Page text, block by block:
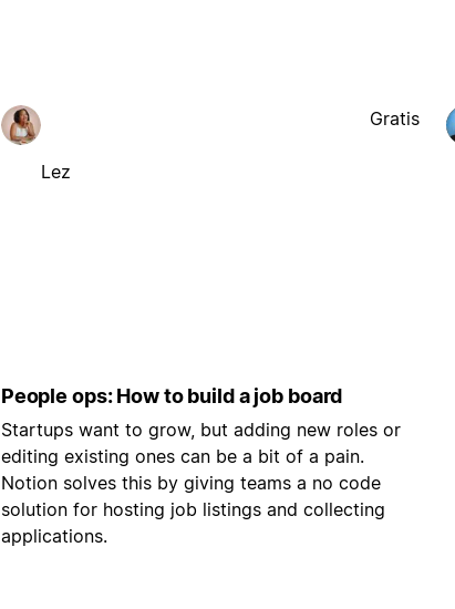
Lez
Gratis
People ops: How to build a job board
Startups want to grow, but adding new roles or
editing existing ones can be a bit of a pain.
Notion solves this by giving teams a no code
solution for hosting job listings and collecting
applications.